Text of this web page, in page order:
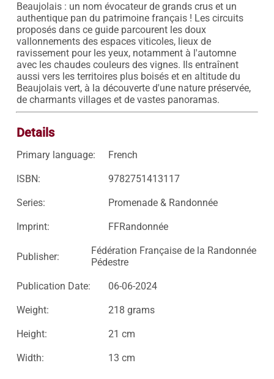
Beaujolais : un nom évocateur de grands crus et un
authentique pan du patrimoine français ! Les circuits
proposés dans ce guide parcourent les doux
vallonnements des espaces viticoles, lieux de
ravissement pour les yeux, notamment à l'automne
avec les chaudes couleurs des vignes. Ils entraînent
aussi vers les territoires plus boisés et en altitude du
Beaujolais vert, à la découverte d'une nature préservée,
de charmants villages et de vastes panoramas.
Details
Primary language: French
ISBN: 9782751413117
Series: Promenade & Randonnée
Imprint: FFRandonnée
Publisher:
Fédération Française de la Randonnée
Pédestre
Publication Date: 06-06-2024
Weight: 218 grams
Height: 21 cm
Width: 13 cm